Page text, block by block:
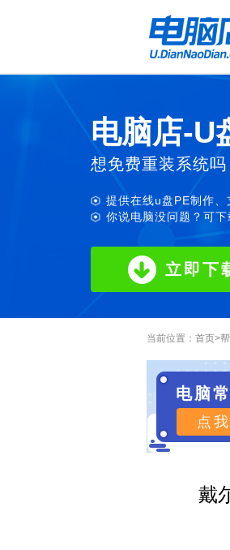
电脑店-U
想免费重装系统
提供在线u盘PE制作
你说电脑没问题？可
立即下
当前位置： 首页>
电脑
点
戴